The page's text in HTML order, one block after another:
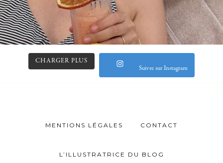
CHARGER PLUS
Suivre sur Instagram
MENTIONS LÉGALES CONTACT
L’ILLUSTRATRICE DU BLOG